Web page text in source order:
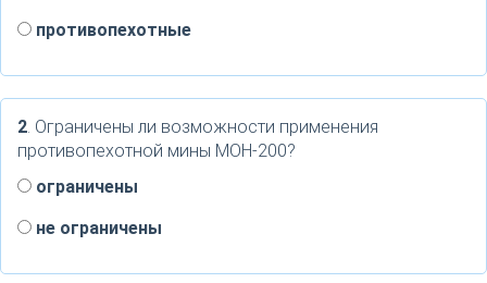
противопехотные
2. Ограничены ли возможности применения
противопехотной мины МОН-200?
ограничены
не ограничены